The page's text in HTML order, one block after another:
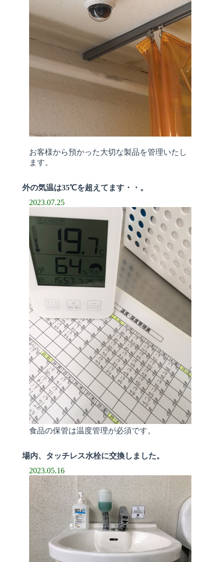
お客様から預かった大切な製品を管理いたし
ます。
外の気温は35℃を超えてます・・。
2023.07.25
食品の保管は温度管理が必須です。
場内、タッチレス水栓に交換しました。
2023.05.16